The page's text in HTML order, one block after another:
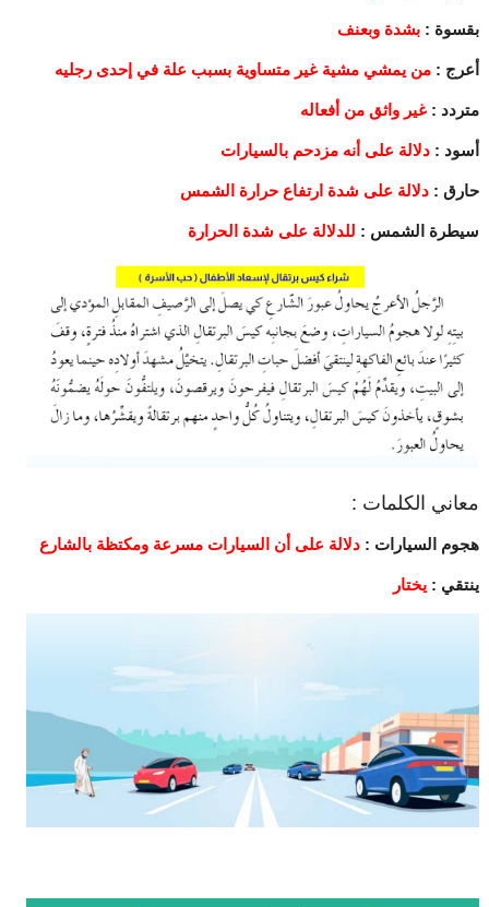
بقسوة : بشدة وبعنف
أعرج : من يمشي مشية غير متساوية بسبب علة في إحدى رجليه
متردد : غير واثق من أفعاله
أسود : دلالة على أنه مزدحم بالسيارات
حارق : دلالة على شدة ارتفاع حرارة الشمس
سيطرة الشمس : للدلالة على شدة الحرارة
معاني الكلمات :
هجوم السيارات : دلالة على أن السيارات مسرعة ومكتظة بالشارع
ينتقي : يختار